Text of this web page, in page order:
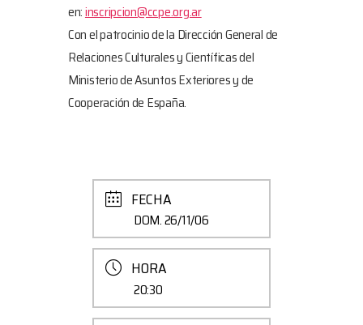
en:inscripcion@ccpe.org.ar
Con el patrocinio de la Dirección General de
Relaciones Culturales y Científicas del
Ministerio de Asuntos Exteriores y de
Cooperación de España.
FECHA
DOM. 26/11/06
HORA
20:30